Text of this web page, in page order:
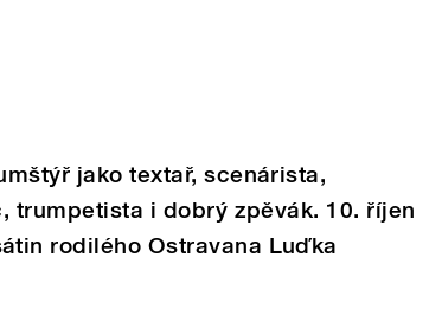
jako textař, scenárista,
trumpetista i dobrý zpěvák. 10. říjen
rodilého Ostravana Luďka